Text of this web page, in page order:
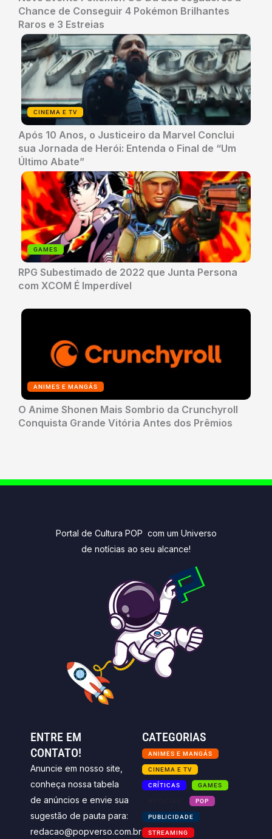
Chance de Conseguir 4 Pokémon Brilhantes
Raros e 3 Estreias
CINEMA E TV
Após 10 Anos, o Justiceiro da Marvel Conclui
sua Jornada de Herói: Entenda o Final de “Um
Último Abate”
GAMES
RPG Subestimado de 2022 que Junta Persona
com XCOM É Imperdível
ANIMES E MANGÁS
O Anime Shonen Mais Sombrio da Crunchyroll
Conquista Grande Vitória Antes dos Prêmios
Portal de Cultura POP com um Universo
de notícias ao seu alcance!
ENTRE EM
CONTATO!
Anuncie em nosso site,
conheça nossa tabela
de anúncios e envie sua
sugestão de pauta para:
redacao@popverso.com.br
CATEGORIAS
ANIMES E MANGÁS
CINEMA E TV
CRÍTICAS GAMES
POP
PUBLICIDADE
STREAMING